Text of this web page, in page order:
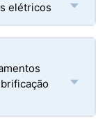
elétricos